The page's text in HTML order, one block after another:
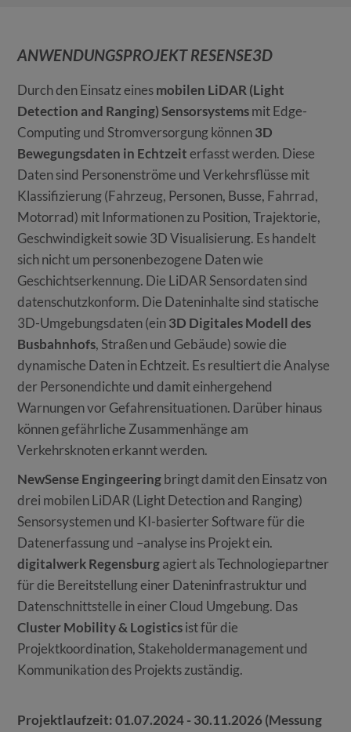
ANWENDUNGSPROJEKT RESENSE3D
Durch den Einsatz einesmobilen LiDAR (Light
Detection and Ranging) Sensorsystemsmit Edge-
Computing und Stromversorgung können3D
Bewegungsdaten in Echtzeiterfasst werden. Diese
Daten sind Personenströme und Verkehrsflüsse mit
Klassifizierung (Fahrzeug, Personen, Busse, Fahrrad,
Motorrad) mit Informationen zu Position, Trajektorie,
Geschwindigkeit sowie 3D Visualisierung. Es handelt
sich nicht um personenbezogene Daten wie
Geschichtserkennung. Die LiDAR Sensordaten sind
datenschutzkonform. Die Dateninhalte sind statische
3D-Umgebungsdaten (ein3D Digitales Modell des
Busbahnhofs, Straßen und Gebäude) sowie die
dynamische Daten in Echtzeit. Es resultiert die Analyse
der Personendichte und damit einhergehend
Warnungen vor Gefahrensituationen. Darüber hinaus
können gefährliche Zusammenhänge am
Verkehrsknoten erkannt werden.
NewSense Engingeeringbringt damit den Einsatz von
drei mobilen LiDAR (Light Detection and Ranging)
Sensorsystemen und KI-basierter Software für die
Datenerfassung und –analyse ins Projekt ein.
digitalwerk Regensburgagiert als Technologiepartner
für die Bereitstellung einer Dateninfrastruktur und
Datenschnittstelle in einer Cloud Umgebung. Das
Cluster Mobility & Logisticsist für die
Projektkoordination, Stakeholdermanagement und
Kommunikation des Projekts zuständig.
Projektlaufzeit: 01.07.2024 - 30.11.2026 (Messung